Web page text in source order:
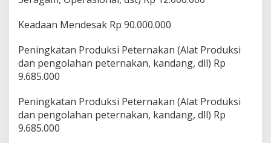
Keadaan Mendesak Rp 90.000.000
Peningkatan Produksi Peternakan (Alat Produksi
dan pengolahan peternakan, kandang, dll) Rp
9.685.000
Peningkatan Produksi Peternakan (Alat Produksi
dan pengolahan peternakan, kandang, dll) Rp
9.685.000